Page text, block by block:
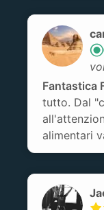
Fantastica
tutto. Dal
alimentari
tempi e
gommone
gita. Da